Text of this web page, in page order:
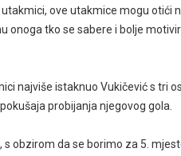
ove utakmice mogu otići
onoga tko se sabere i bolje
najviše istaknuo Vukičević s tri
probijanja njegovog gola.
s obzirom da se borimo za 5.